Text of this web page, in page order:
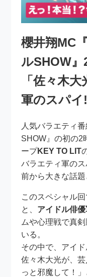
櫻井翔MC
ルSHOW
「佐々木
軍のスパイ
人気バラエティ
SHOW』の初の2
ープKEY TO LIT
バラエティ軍の
前から大きな話題
このスペシャル
と、 アイドル俳優
ムや心理戦で真
いる。
その中で、アイ
佐々木大光が、
っと邪魔して！